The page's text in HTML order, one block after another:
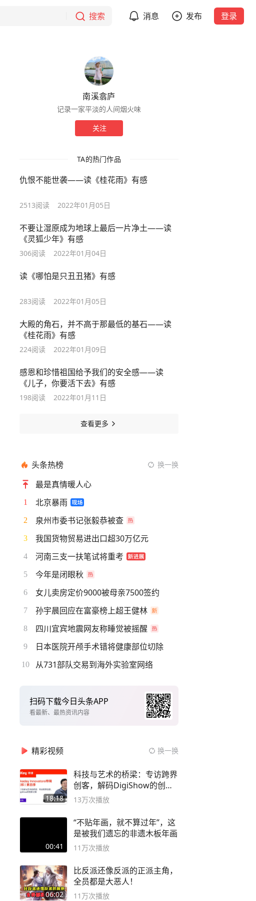
搜索 消息 发布 登录
南溪翕庐
记录一家平淡的人间烟火味
关注
TA的热门作品
仇恨不能世袭——读《桂花雨》有感
2513阅读 2022年01月05日
不要让湿原成为地球上最后一片净土——读
《灵狐少年》有感
306阅读 2022年01月04日
读《哪怕是只丑丑猪》有感
283阅读 2022年01月05日
大殿的角石，并不高于那最低的基石——读
《桂花雨》有感
224阅读 2022年01月09日
感恩和珍惜祖国给予我们的安全感——读
《儿子，你要活下去》有感
198阅读 2022年01月11日
查看更多
头条热榜 换一换
最是真情暖人心
1 北京暴雨
2 泉州市委书记张毅恭被查
3 我国货物贸易进出口超30万亿元
4 河南三支一扶笔试将重考
5 今年是闭眼秋
6 女儿卖房定价9000被母亲7500签约
7 孙宇晨回应在富豪榜上超王健林
8 四川宜宾地震网友称睡觉被摇醒
9 日本医院开颅手术错将健康部位切除
10 从731部队交易到海外实验室网络
扫码下载今日头条APP
看最新、最热资讯内容
精彩视频 换一换
18:18
科技与艺术的桥梁：专访跨界
创客，解码DigiShow的创新
之路
13万次播放
00:41
“不贴年画，就不算过年”，这
是被我们遗忘的非遗木板年画
11万次播放
06:02
比反派还像反派的正派主角，
全员都是大恶人！
11万次播放